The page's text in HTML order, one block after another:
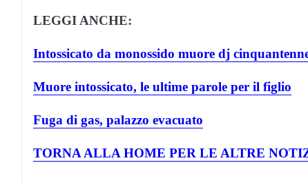
LEGGI ANCHE:
Intossicato da monossido muore dj
Muore intossicato, le ultime parole per il figlio
Fuga di gas, palazzo evacuato
TORNA ALLA HOME PER LE ALTRE